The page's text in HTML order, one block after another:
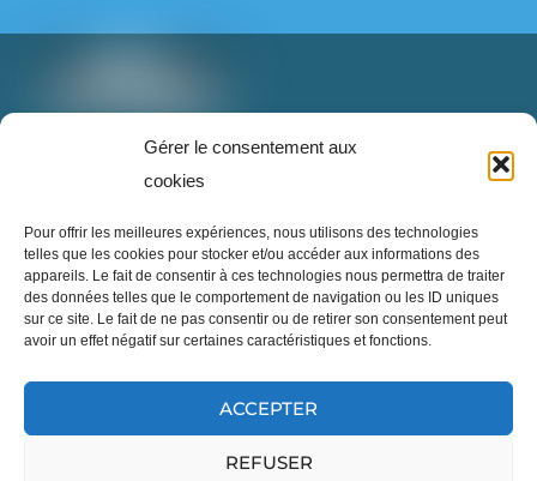
Gérer le consentement aux
cookies
Pour offrir les meilleures expériences, nous utilisons des technologies
telles que les cookies pour stocker et/ou accéder aux informations des
appareils. Le fait de consentir à ces technologies nous permettra de traiter
des données telles que le comportement de navigation ou les ID uniques
sur ce site. Le fait de ne pas consentir ou de retirer son consentement peut
avoir un effet négatif sur certaines caractéristiques et fonctions.
ACCEPTER
REFUSER
26/05/26
c’est inspirant à voir !
finissent plus à l’enfouissement, mais deviennent
innovantes.
Cette innovation démontre qu’il est possible de
repenser notre façon de consommer, réparer,
réutiliser et transformer les textiles pour réduire
T: 888-853-1898 poste 2
info@superrecycleurs.com
TwitterFacebook
Instagram
Login
Inscrivez-vous à notre infolettre
Site officiel des Super Recycleurs2026